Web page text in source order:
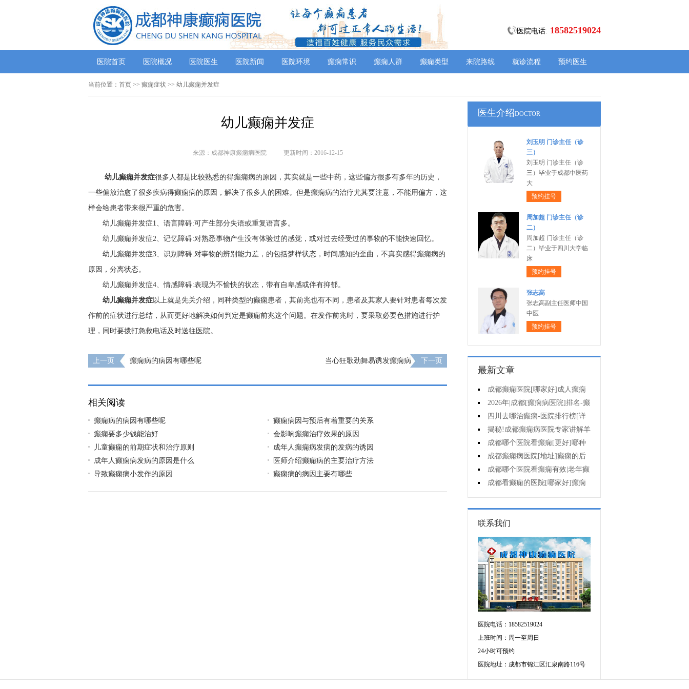
医院电话: 18582519024
医院首页 医院概况 医院医生 医院新闻 医院环境 癫痫常识 癫痫人群 癫痫类型 来院路线 就诊流程 预约医生
当前位置： 首页 >> 癫痫症状 >> 幼儿癫痫并发症
幼儿癫痫并发症
来源：成都神康癫痫病医院 更新时间：2016-12-15
幼儿癫痫并发症很多人都是比较熟悉的得癫痫病的原因，其实就是一些中药，这些偏方很多有多年的历史，
一些偏放治愈了很多疾病得癫痫病的原因，解决了很多人的困难。但是癫痫病的治疗尤其要注意，不能用偏方，这
样会给患者带来很严重的危害。
幼儿癫痫并发症1、语言障碍:可产生部分失语或重复语言多。
幼儿癫痫并发症2、记忆障碍:对熟悉事物产生没有体验过的感觉，或对过去经受过的事物的不能快速回忆。
幼儿癫痫并发症3、识别障碍:对事物的辨别能力差，的包括梦样状态，时间感知的歪曲，不真实感得癫痫病的
原因，分离状态。
幼儿癫痫并发症4、情感障碍:表现为不愉快的状态，带有自卑感或伴有抑郁。
幼儿癫痫并发症以上就是先关介绍，同种类型的癫痫患者，其前兆也有不同，患者及其家人要针对患者每次发
作前的症状进行总结，从而更好地解决如何判定是癫痫前兆这个问题。在发作前兆时，要采取必要色措施进行护
理，同时要拨打急救电话及时送往医院。
上一页 癫痫病的病因有哪些呢 当心狂歌劲舞易诱发癫痫病 下一页
相关阅读
癫痫病的病因有哪些呢
癫痫病因与预后有着重要的关系
癫痫要多少钱能治好
会影响癫痫治疗效果的原因
儿童癫痫的前期症状和治疗原则
成年人癫痫病发病的发病的诱因
成年人癫痫病发病的原因是什么
医师介绍癫痫病的主要治疗方法
导致癫痫病小发作的原因
癫痫病的病因主要有哪些
医生介绍DOCTOR
刘玉明 门诊主任（诊
三）
刘玉明 门诊主任（诊
三）毕业于成都中医药
大
预约挂号
周加超 门诊主任（诊
二）
周加超 门诊主任（诊
二）毕业于四川大学临
床
预约挂号
张志高
张志高副主任医师中国
中医
预约挂号
最新文章
成都癫痫医院[哪家好]成人癫痫
发作的原因有哪些?
2026年|成都[癫痫病医院]排名-癫
痫病要注意什么?
四川去哪治癫痫-医院排行榜[详
细排名]女性癫痫怎么治疗?
揭秘!成都癫痫病医院专家讲解羊
癫疯对不同年龄段病人的影响?
成都哪个医院看癫痫[更好]哪种
方法治母猪疯很有效?
成都癫痫病医院[地址]癫痫的后
遗症有什么?
成都哪个医院看癫痫有效|老年癫
痫早期的治疗?
成都看癫痫的医院[哪家好]癫痫
对病人的危害?
联系我们
医院电话：18582519024
上班时间：周一至周日
24小时可预约
医院地址：成都市锦江区汇泉南路116号